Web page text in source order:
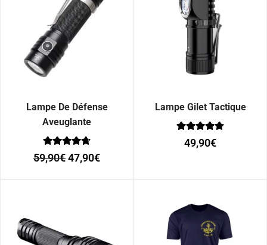
Lampe De Défense
Aveuglante
Note
0
59,90€47,90€
Lampe Gilet Tactique
Note
0
49,90€